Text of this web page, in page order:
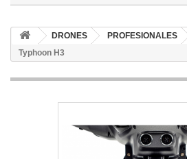
DRONES PROFESIONALES
Typhoon H3